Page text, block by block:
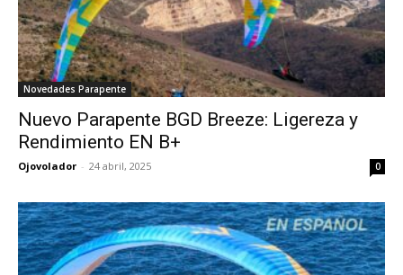
Novedades Parapente
Nuevo Parapente BGD Breeze: Ligereza y
Rendimiento EN B+
Ojovolador - 24 abril, 2025 0